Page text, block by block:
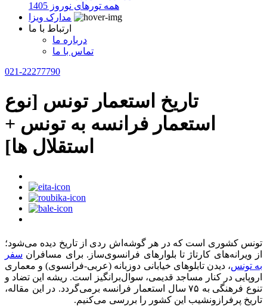
همه تورهای نوروز 1405
مدارک ویزا
ارتباط با ما
درباره ما
تماس با ما
021-22277790
تاريخ استعمار تونس [نوع
استعمار فرانسه به تونس +
استقلال ها]
تونس کشوری است که در هر گوشه‌اش ردی از تاریخ دیده می‌شود؛
از ویرانه‌های کارتاژ تا بلوارهای فرانسوی‌ساز. برای مسافران سفر
به تونس، دیدن تابلوهای خیابانی دوزبانه (عربی-فرانسوی) و معماری
اروپایی در کنار مساجد قدیمی، سوال‌برانگیز است. ریشه این تضاد و
تنوع فرهنگی به ۷۵ سال استعمار فرانسه برمی‌گردد. در این مقاله،
تاریخ پرفرازونشیب این کشور را بررسی می‌کنیم.